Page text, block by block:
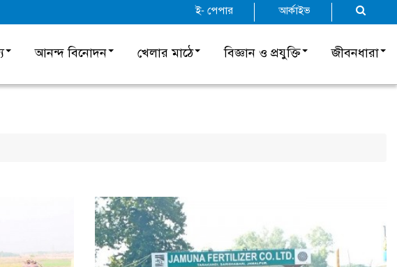
ই- পেপার আর্কাইভ
আনন্দ বিনোদন খেলার মাঠে বিজ্ঞান ও প্রযুক্তি জীবনধারা